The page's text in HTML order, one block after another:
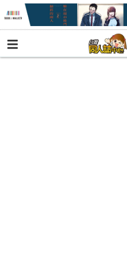
BOOKY書集倉庫